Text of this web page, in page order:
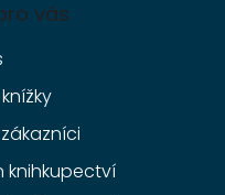
vás
knihkupectví